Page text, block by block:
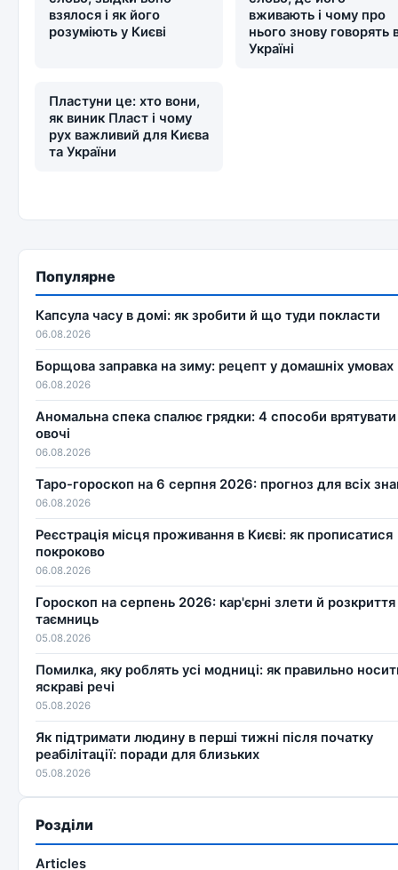
взялося і як його
розуміють у Києві
вживають і чому про
нього знову говорять
Україні
Пластуни це: хто вони,
як виник Пласт і чому
рух важливий для Києва
та України
Популярне
Капсула часу в домі: як зробити й що туди покласти
06.08.2026
Борщова заправка на зиму: рецепт у домашніх умовах
06.08.2026
Аномальна спека спалює грядки: 4 способи врятувати
овочі
06.08.2026
Таро-гороскоп на 6 серпня 2026: прогноз для всіх
06.08.2026
Реєстрація місця проживання в Києві: як прописатися
покроково
06.08.2026
Гороскоп на серпень 2026: кар'єрні злети й розкриття
таємниць
05.08.2026
Помилка, яку роблять усі модниці: як правильно
яскраві речі
05.08.2026
Як підтримати людину в перші тижні після початку
реабілітації: поради для близьких
05.08.2026
Розділи
Articles